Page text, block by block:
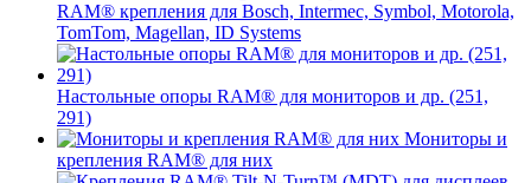
RAM® крепления для Bosch, Intermec, Symbol, Motorola,
TomTom, Magellan, ID Systems
Настольные опоры RAM® для мониторов и др. (251,
291)
Мониторы и
крепления RAM® для них